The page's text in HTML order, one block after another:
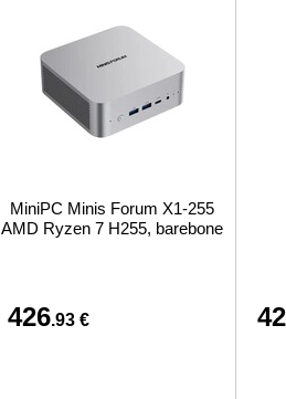
MiniPC Minis Forum X1-255
AMD Ryzen 7 H255, barebone
426.93 €